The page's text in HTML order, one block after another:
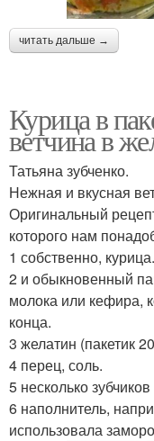
читать дальше →
Курица в
ветчина в
Татьяна зубченко.
Нежная и вкусная
Оригинальный
которого нам
1 собственно, курица.
2 и обыкновенный
молока или кефира,
конца.
3 желатин (пакетик
4 перец, соль.
5 несколько
6 наполнитель,
использовала